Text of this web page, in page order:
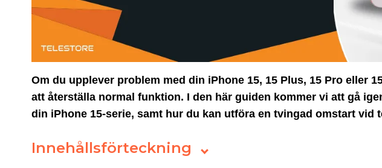
Om du upplever problem med din iPhone 15, 15 Plus, 15 Pro eller
att återställa normal funktion. I den här guiden kommer vi att gå
din iPhone 15-serie, samt hur du kan utföra en tvingad omstart vid
Innehållsförteckning